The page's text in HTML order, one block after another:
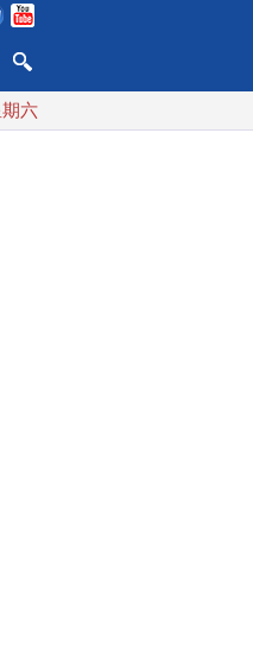
首結合城鎮演習 AIT連續發文
六